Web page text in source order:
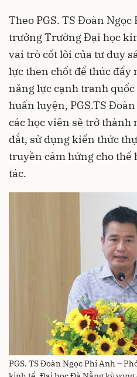
Theo PGS. TS Đoàn
trưởng Trường Đại học
vai trò cốt lõi của tư duy
lực then chốt để thúc đẩy
năng lực cạnh tranh
huấn luyện, PGS.TS
các học viên sẽ trở thành
dắt, sử dụng kiến thức
truyền cảm hứng cho thế
tác.
PGS. TS Đoàn Ngọc Phi Anh –